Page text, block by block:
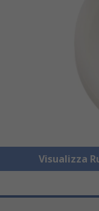
Visualizza